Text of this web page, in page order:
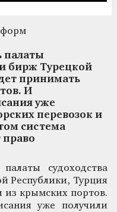
палаты
бирж Турецкой
принимать
И
уже
перевозок и
система
право
судоходства
Республики, Турция
из крымских портов.
уже получили